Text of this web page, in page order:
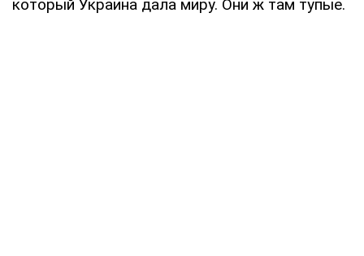
который Украина дала миру. Они ж там тупые.